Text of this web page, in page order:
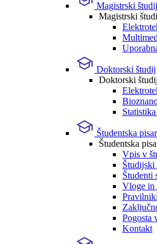
Magistrski študij
Magistrski
Doktorski študij
Doktorski študij
Statistika
Študentska
Študentska
Vpis v
Študenti
Vloge in
Pogosta
Kontakt